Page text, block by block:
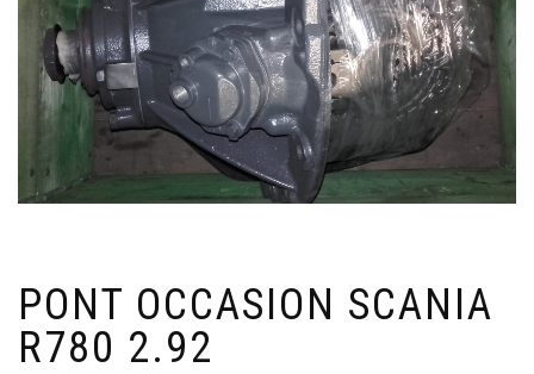
PONT OCCASION SCANIA
R780 2.92